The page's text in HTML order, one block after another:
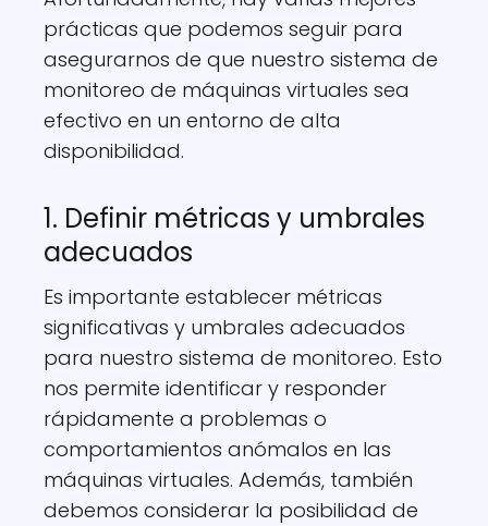
prácticas que podemos seguir para
asegurarnos de que nuestro sistema de
monitoreo de máquinas virtuales sea
efectivo en un entorno de alta
disponibilidad.
1. Definir métricas y umbrales
adecuados
Es importante establecer métricas
significativas y umbrales adecuados
para nuestro sistema de monitoreo. Esto
nos permite identificar y responder
rápidamente a problemas o
comportamientos anómalos en las
máquinas virtuales. Además, también
debemos considerar la posibilidad de